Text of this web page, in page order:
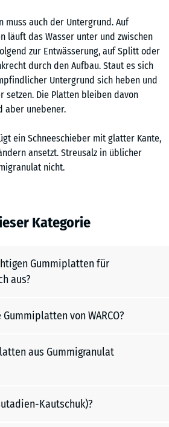
muss auch der Untergrund. Auf
läuft das Wasser unter und zwischen
zur Entwässerung, auf Splitt oder
durch den Aufbau. Staut es sich
Untergrund sich heben und
setzen. Die Platten bleiben davon
aber unebener.
ein Schneeschieber mit glatter Kante,
ansetzt. Streusalz in üblicher
nicht.
Kategorie
Gummiplatten für
aus?
von WARCO?
aus Gummigranulat
Kautschuk)?